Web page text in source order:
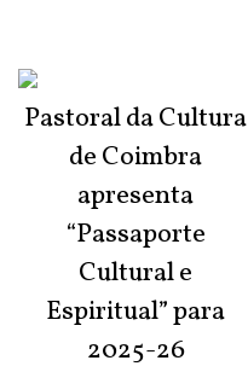
Pastoral da Cultura
de Coimbra
apresenta
“Passaporte
Cultural e
Espiritual” para
2025-26